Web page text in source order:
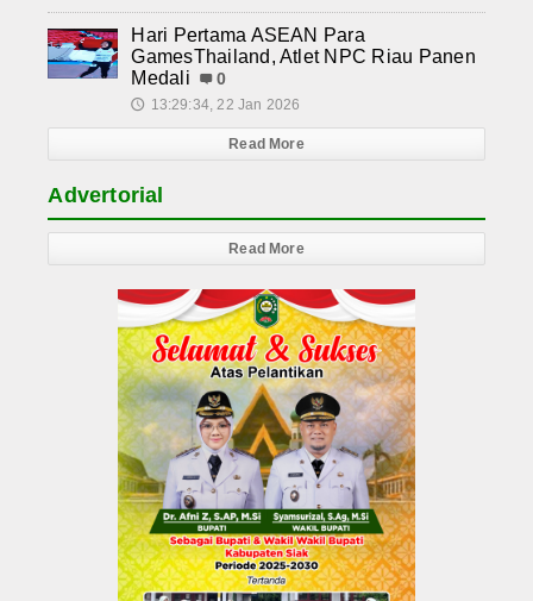
Hari Pertama ASEAN Para
GamesThailand, Atlet NPC Riau Panen
Medali
0
🕔 13:29:34, 22 Jan 2026
Read More
Advertorial
Read More